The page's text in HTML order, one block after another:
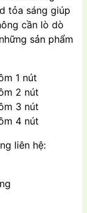
tỏa sáng giúp
cần lò dò
sản phẩm
1 nút
2 nút
3 nút
4 nút
liên hệ: